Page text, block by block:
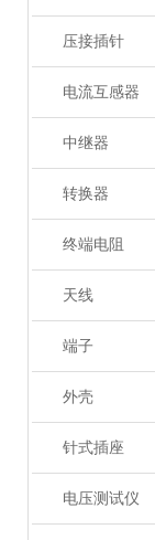
压接插针
电流互感器
中继器
转换器
终端电阻
天线
端子
外壳
针式插座
电压测试仪